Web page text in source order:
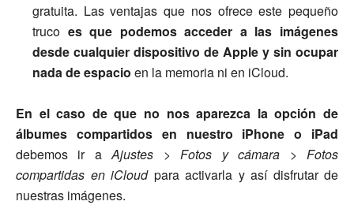
gratuita. Las ventajas que nos ofrece este pequeño
truco es que podemos acceder a las imágenes
desde cualquier dispositivo de Apple y sin ocupar
nada de espacio en la memoria ni en iCloud.
En el caso de que no nos aparezca la opción de
álbumes compartidos en nuestro iPhone o iPad
debemos ir aAjustes >Fotos y cámara >Fotos
compartidas en iCloudpara activarla y así disfrutar de
nuestras imágenes.